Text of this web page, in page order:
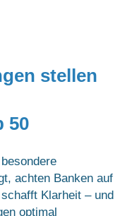
stellen
50
achten Banken auf
Klarheit – und
optimal